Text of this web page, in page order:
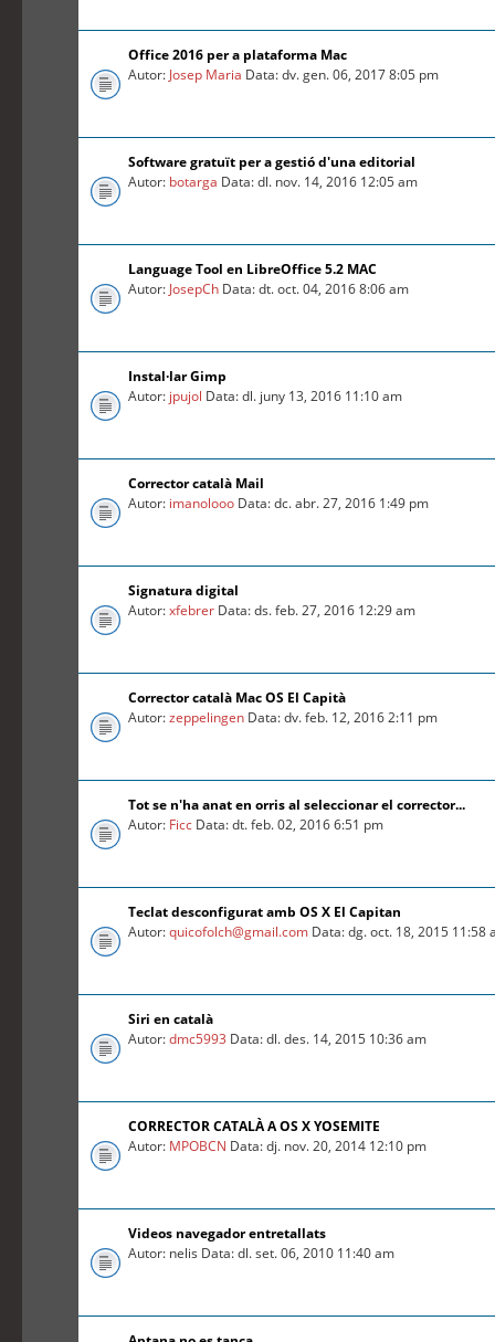
Office 2016 per a plataforma Mac
Autor: Josep Maria Data: dv. gen. 06, 2017 8:05 pm
Software gratuït per a gestió d'una editorial
Autor: botarga Data: dl. nov. 14, 2016 12:05 am
Language Tool en LibreOffice 5.2 MAC
Autor: JosepCh Data: dt. oct. 04, 2016 8:06 am
Instal·lar Gimp
Autor: jpujol Data: dl. juny 13, 2016 11:10 am
Corrector català Mail
Autor: imanolooo Data: dc. abr. 27, 2016 1:49 pm
Signatura digital
Autor:xfebrer Data: ds. feb. 27, 2016 12:29 am
Corrector català Mac OS El Capità
Autor:zeppelingen Data: dv. feb. 12, 2016 2:11 pm
Tot se n'ha anat en orris al seleccionar el corrector...
Autor: Ficc Data: dt. feb. 02, 2016 6:51 pm
Teclat desconfigurat amb OS X El Capitan
Autor:quicofolch@gmail.com Data: dg. oct. 18, 2015 11:58
Siri en català
Autor:dmc5993 Data: dl. des. 14, 2015 10:36 am
CORRECTOR CATALÀ A OS X YOSEMITE
Autor: MPOBCN Data: dj. nov. 20, 2014 12:10 pm
Videos navegador entretallats
Autor: nelis Data: dl. set. 06, 2010 11:40 am